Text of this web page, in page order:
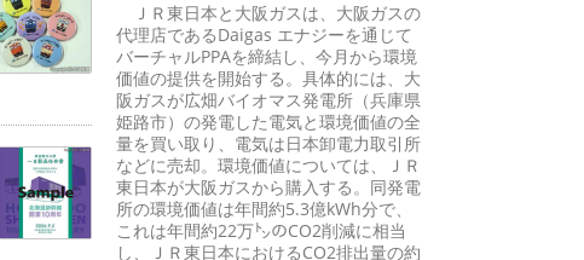
ＪＲ東日本と大阪ガスは、大阪ガスの
代理店であるDaigas エナジーを通じて
バーチャルPPAを締結し、今月から環境
価値の提供を開始する。具体的には、大
阪ガスが広畑バイオマス発電所（兵庫県
姫路市）の発電した電気と環境価値の全
量を買い取り、電気は日本卸電力取引所
などに売却。環境価値については、ＪＲ
東日本が大阪ガスから購入する。同発電
所の環境価値は年間約5.3億kWh分で、
これは年間約22万㌧のCO2削減に相当
し、ＪＲ東日本におけるCO2排出量の約